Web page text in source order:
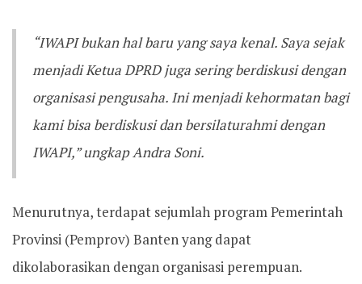
“IWAPI bukan hal baru yang saya kenal. Saya sejak
menjadi Ketua DPRD juga sering berdiskusi dengan
organisasi pengusaha. Ini menjadi kehormatan bagi
kami bisa berdiskusi dan bersilaturahmi dengan
IWAPI,” ungkap Andra Soni.
Menurutnya, terdapat sejumlah program Pemerintah
Provinsi (Pemprov) Banten yang dapat
dikolaborasikan dengan organisasi perempuan.